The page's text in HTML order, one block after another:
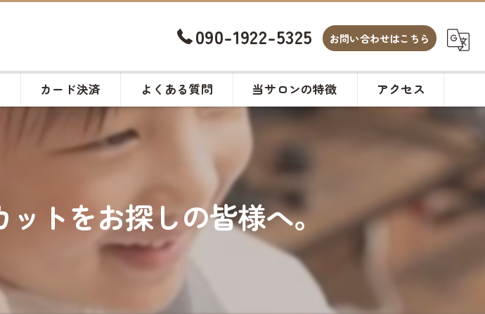
090-1922-5325 お問い合わせはこちら
カード決済 よくある質問 当サロンの特徴
カット
ヘアサロン
メンズ
アクセス
トをお探しの皆様へ。